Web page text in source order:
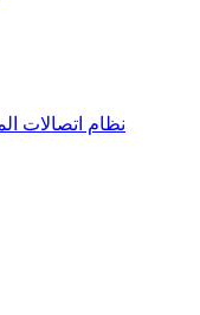
نظام اتصالات